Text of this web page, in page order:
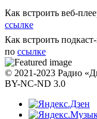
Как встроить веб-
ссылке
Как встроить
по ссылке
© 2021-2023 Радио
BY-NC-ND 3.0